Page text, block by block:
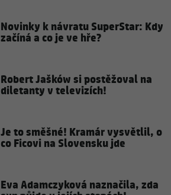
Novinky k návratu SuperStar: Kdy
začíná a co je ve hře?
Robert Jašków si postěžoval na
diletanty v televizích!
Je to směšné! Kramár vysvětlil, o
co Ficovi na Slovensku jde
Eva Adamczyková naznačila, zda